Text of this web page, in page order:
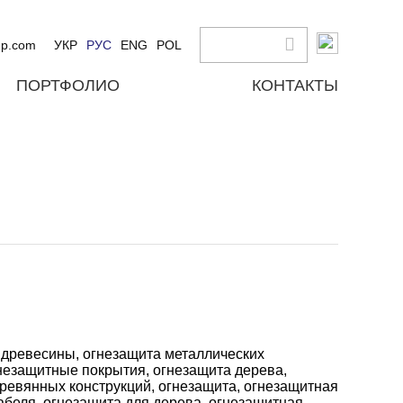
УКР РУС ENG POL
ПОРТФОЛИО КОНТАКТЫ